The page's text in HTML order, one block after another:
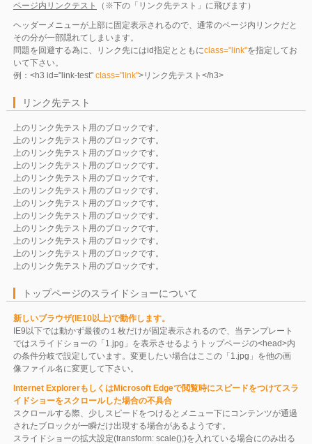
ページ内リンクテスト
（※下の「リンク先テスト」に飛びます）
ヘッダーメニューが上部に固定表示されるので、通常のページ内リンクだと
その分が一部隠れてしまいます。
問題を回避する為に、リンク先にはid指定とともにclass="link"を指定してお
いて下さい。
例：<h3 id="link-test" class="link">リンク先テスト</h3>
リンク先テスト
上のリンク先テスト用のブロックです。
上のリンク先テスト用のブロックです。
上のリンク先テスト用のブロックです。
上のリンク先テスト用のブロックです。
上のリンク先テスト用のブロックです。
上のリンク先テスト用のブロックです。
上のリンク先テスト用のブロックです。
上のリンク先テスト用のブロックです。
上のリンク先テスト用のブロックです。
上のリンク先テスト用のブロックです。
上のリンク先テスト用のブロックです。
上のリンク先テスト用のブロックです。
トップページのスライドショーについて
新しいブラウザ(IE10以上)で動作します。
IE9以下では動かず最後の１枚だけが固定表示されるので、当テンプレート
ではスライドショーの「1.jpg」を表示させるようトップページの<head>内
の条件分岐で設定しています。変更したい場合はここの「1.jpg」を他の画
像ファイル名に変更して下さい。
Internet ExplorerもしくはMicrosoft Edgeで閲覧時にスピードをつけてスラ
イドショーをスクロールした場合の不具合
スクロールする際、少しスピードをつけるとメニュー下にコンテンツが通過
されたブロックが一瞬だけ出現する場合があるようです。
スライドショーの拡大設定(transform: scale();)を入れている場合にのみ出る